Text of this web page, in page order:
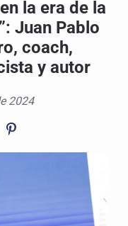
la era de la
Juan Pablo
coach,
y autor
2024